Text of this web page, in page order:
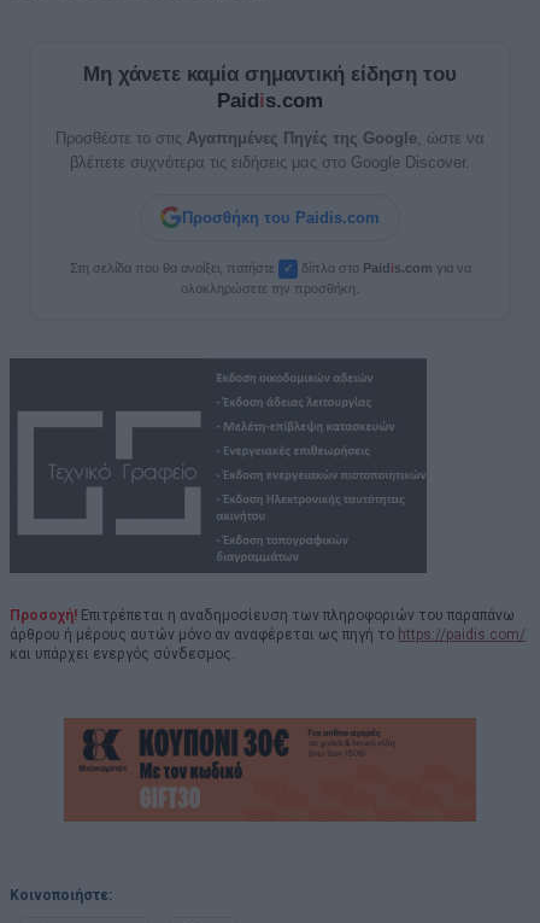
Μη χάνετε καμία σημαντική είδηση του
Paidis.com
Προσθέστε το στις Αγαπημένες Πηγές της Google , ώστε να
βλέπετε συχνότερα τις ειδήσεις μας στο Google Discover.
Προσθήκη του Paidis.com
Στη σελίδα που θα ανοίξει, πατήστε ✓ δίπλα στο Paidis.com για να
ολοκληρώσετε την προσθήκη.
Προσοχή! Επιτρέπεται η αναδημοσίευση των πληροφοριών του παραπάνω
άρθρου ή μέρους αυτών μόνο αν αναφέρεται ως πηγή το https://paidis.com/
και υπάρχει ενεργός σύνδεσμος.
Κοινοποιήστε: